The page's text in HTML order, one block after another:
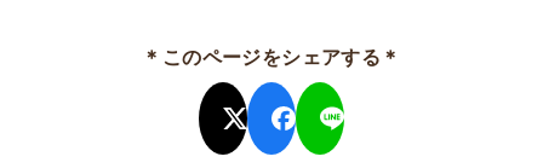
＊このページをシェアする＊